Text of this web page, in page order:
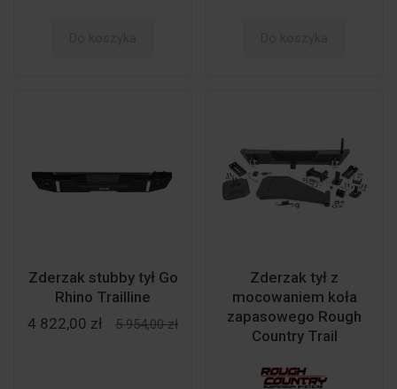
Zderzak stubby tył Go
Rhino Trailline
4 822,00 zł
5 954,00 zł
Zderzak tył z
mocowaniem koła
zapasowego Rough
Country Trail